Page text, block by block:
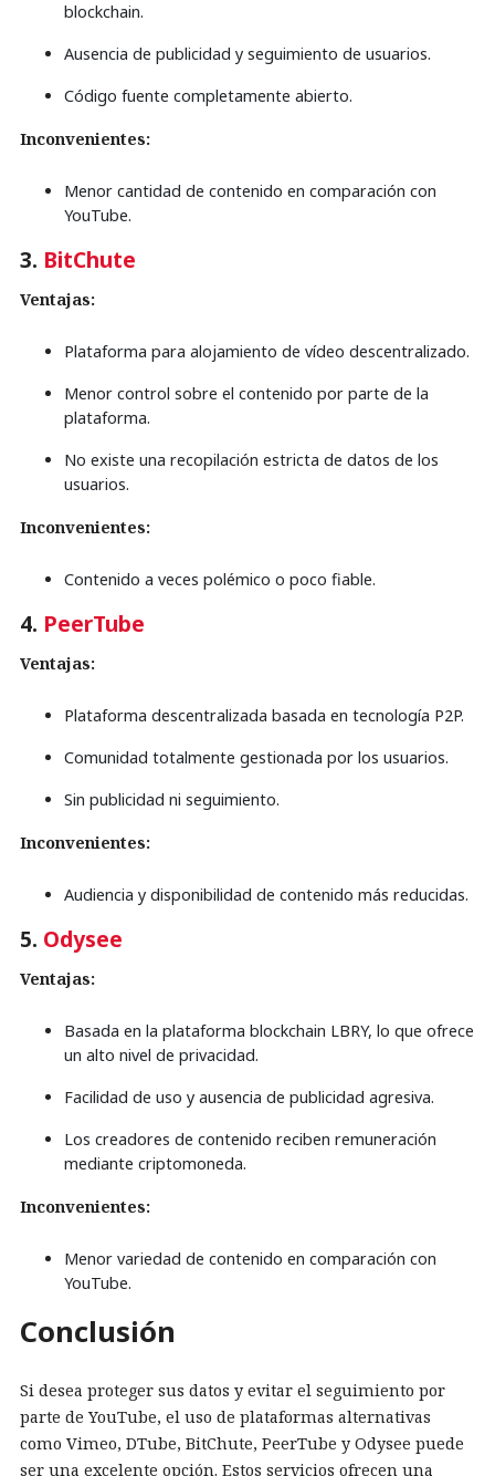
blockchain.
Ausencia de publicidad y seguimiento de usuarios.
Código fuente completamente abierto.
Inconvenientes:
Menor cantidad de contenido en comparación con
YouTube.
3. BitChute
Ventajas:
Plataforma para alojamiento de vídeo descentralizado.
Menor control sobre el contenido por parte de la
plataforma.
No existe una recopilación estricta de datos de los
usuarios.
Inconvenientes:
Contenido a veces polémico o poco fiable.
4. PeerTube
Ventajas:
Plataforma descentralizada basada en tecnología P2P.
Comunidad totalmente gestionada por los usuarios.
Sin publicidad ni seguimiento.
Inconvenientes:
Audiencia y disponibilidad de contenido más reducidas.
5. Odysee
Ventajas:
Basada en la plataforma blockchain LBRY, lo que ofrece
un alto nivel de privacidad.
Facilidad de uso y ausencia de publicidad agresiva.
Los creadores de contenido reciben remuneración
mediante criptomoneda.
Inconvenientes:
Menor variedad de contenido en comparación con
YouTube.
Conclusión
Si desea proteger sus datos y evitar el seguimiento por
parte de YouTube, el uso de plataformas alternativas
como Vimeo, DTube, BitChute, PeerTube y Odysee puede
ser una excelente opción. Estos servicios ofrecen una